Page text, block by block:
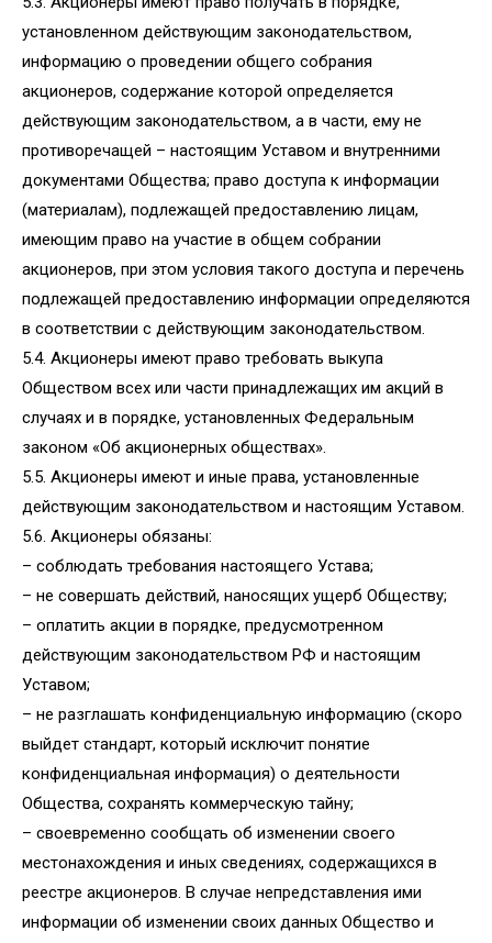
установленном действующим законодательством,
информацию о проведении общего собрания
акционеров, содержание которой определяется
действующим законодательством, а в части, ему не
противоречащей – настоящим Уставом и внутренними
документами Общества; право доступа к информации
(материалам), подлежащей предоставлению лицам,
имеющим право на участие в общем собрании
акционеров, при этом условия такого доступа и перечень
подлежащей предоставлению информации определяются
в соответствии с действующим законодательством.
5.4. Акционеры имеют право требовать выкупа
Обществом всех или части принадлежащих им акций в
случаях и в порядке, установленных Федеральным
законом «Об акционерных обществах».
5.5. Акционеры имеют и иные права, установленные
действующим законодательством и настоящим Уставом.
5.6. Акционеры обязаны:
– соблюдать требования настоящего Устава;
– не совершать действий, наносящих ущерб Обществу;
– оплатить акции в порядке, предусмотренном
действующим законодательством РФ и настоящим
Уставом;
– не разглашать конфиденциальную информацию (скоро
выйдет стандарт, который исключит понятие
конфиденциальная информация) о деятельности
Общества, сохранять коммерческую тайну;
– своевременно сообщать об изменении своего
местонахождения и иных сведениях, содержащихся в
реестре акционеров. В случае непредставления ими
информации об изменении своих данных Общество и